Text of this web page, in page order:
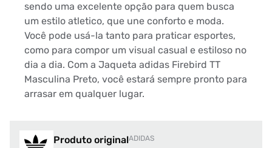
sendo uma excelente opção para quem busca
um estilo atletico, que une conforto e moda.
Você pode usá-la tanto para praticar esportes,
como para compor um visual casual e estiloso no
dia a dia. Com a Jaqueta adidas Firebird TT
Masculina Preto, você estará sempre pronto para
arrasar em qualquer lugar.
Produto originalADIDAS